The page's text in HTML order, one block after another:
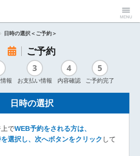
日時の選択＜ご予約＞
ご予約
報
3
お支払い情報
4
内容確認
5
ご予約完了
日時の選択
でWEB予約をされる方は、
選択し、次へボタンをクリック して